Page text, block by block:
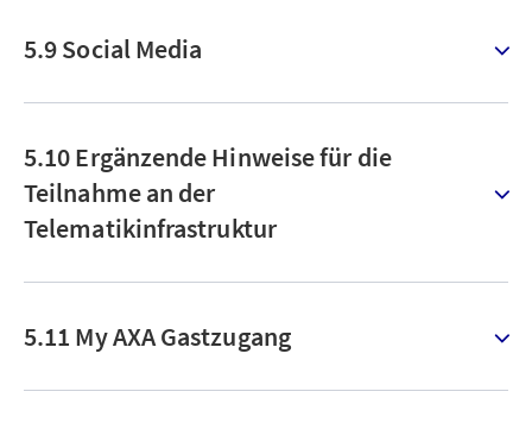
5.9 Social Media
5.10 Ergänzende Hinweise für die
Teilnahme an der
Telematikinfrastruktur
5.11 My AXA Gastzugang